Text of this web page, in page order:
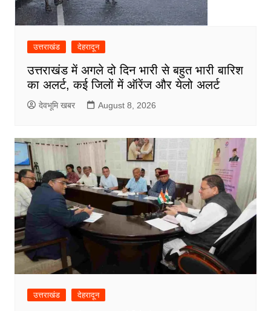
उत्तराखंड देहरादून
उत्तराखंड में अगले दो दिन भारी से बहुत भारी बारिश
का अलर्ट, कई जिलों में ऑरेंज और येलो अलर्ट
देवभूमि खबर August 8, 2026
उत्तराखंड देहरादून